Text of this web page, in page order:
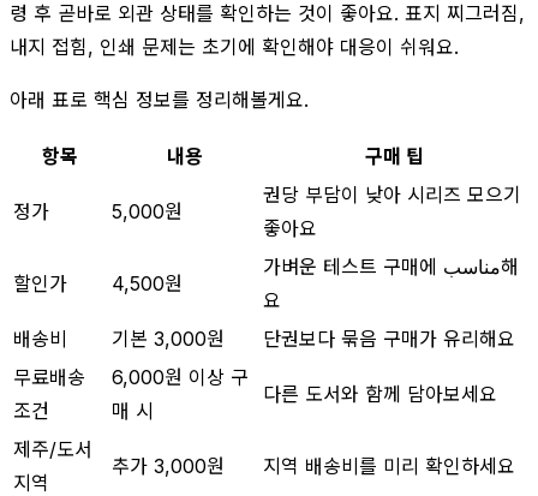
령 후 곧바로 외관 상태를 확인하는 것이 좋아요. 표지 찌그러짐,
내지 접힘, 인쇄 문제는 초기에 확인해야 대응이 쉬워요.
아래 표로 핵심 정보를 정리해볼게요.
항목 내용 구매 팁
정가 5,000원
권당 부담이 낮아 시리즈 모으기
좋아요
할인가 4,500원
가벼운 테스트 구매에 مناسب해
요
배송비
기본 3,000원
단권보다 묶음 구매가 유리해요
무료배송
조건
6,000원 이상 구
매 시
다른 도서와 함께 담아보세요
제주/도서
지역
추가 3,000원 지역 배송비를 미리 확인하세요